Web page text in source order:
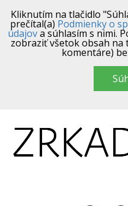
Kliknutím na tlačidlo
prečítal(a) Podmienky o
údajova súhlasím s nimi.
zobraziť všetok obsah na
komentáre)